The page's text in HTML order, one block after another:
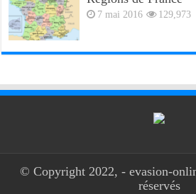
7 mai 2016 129,973
© Copyright 2022, - evasion-
réservés